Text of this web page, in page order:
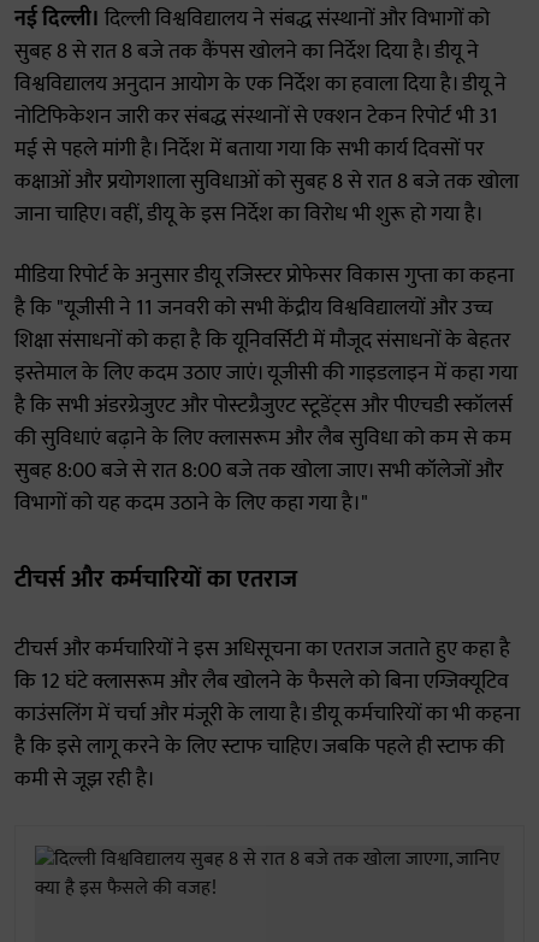
नई दिल्ली। दिल्ली विश्वविद्यालय ने संबद्ध संस्थानों और विभागों को
सुबह 8 से रात 8 बजे तक कैंपस खोलने का निर्देश दिया है। डीयू ने
विश्वविद्यालय अनुदान आयोग के एक निर्देश का हवाला दिया है। डीयू ने
नोटिफिकेशन जारी कर संबद्ध संस्थानों से एक्शन टेकन रिपोर्ट भी 31
मई से पहले मांगी है। निर्देश में बताया गया कि सभी कार्य दिवसों पर
कक्षाओं और प्रयोगशाला सुविधाओं को सुबह 8 से रात 8 बजे तक खोला
जाना चाहिए। वहीं, डीयू के इस निर्देश का विरोध भी शुरू हो गया है।
मीडिया रिपोर्ट के अनुसार डीयू रजिस्टर प्रोफेसर विकास गुप्ता का कहना
है कि "यूजीसी ने 11 जनवरी को सभी केंद्रीय विश्वविद्यालयों और उच्च
शिक्षा संसाधनों को कहा है कि यूनिवर्सिटी में मौजूद संसाधनों के बेहतर
इस्तेमाल के लिए कदम उठाए जाएं। यूजीसी की गाइडलाइन में कहा गया
है कि सभी अंडरग्रेजुएट और पोस्टग्रैजुएट स्टूडेंट्स और पीएचडी स्कॉलर्स
की सुविधाएं बढ़ाने के लिए क्लासरूम और लैब सुविधा को कम से कम
सुबह 8:00 बजे से रात 8:00 बजे तक खोला जाए। सभी कॉलेजों और
विभागों को यह कदम उठाने के लिए कहा गया है।"
टीचर्स और कर्मचारियों का एतराज
टीचर्स और कर्मचारियों ने इस अधिसूचना का एतराज जताते हुए कहा है
कि 12 घंटे क्लासरूम और लैब खोलने के फैसले को बिना एग्जिक्यूटिव
काउंसलिंग में चर्चा और मंजूरी के लाया है। डीयू कर्मचारियों का भी कहना
है कि इसे लागू करने के लिए स्टाफ चाहिए। जबकि पहले ही स्टाफ की
कमी से जूझ रही है।